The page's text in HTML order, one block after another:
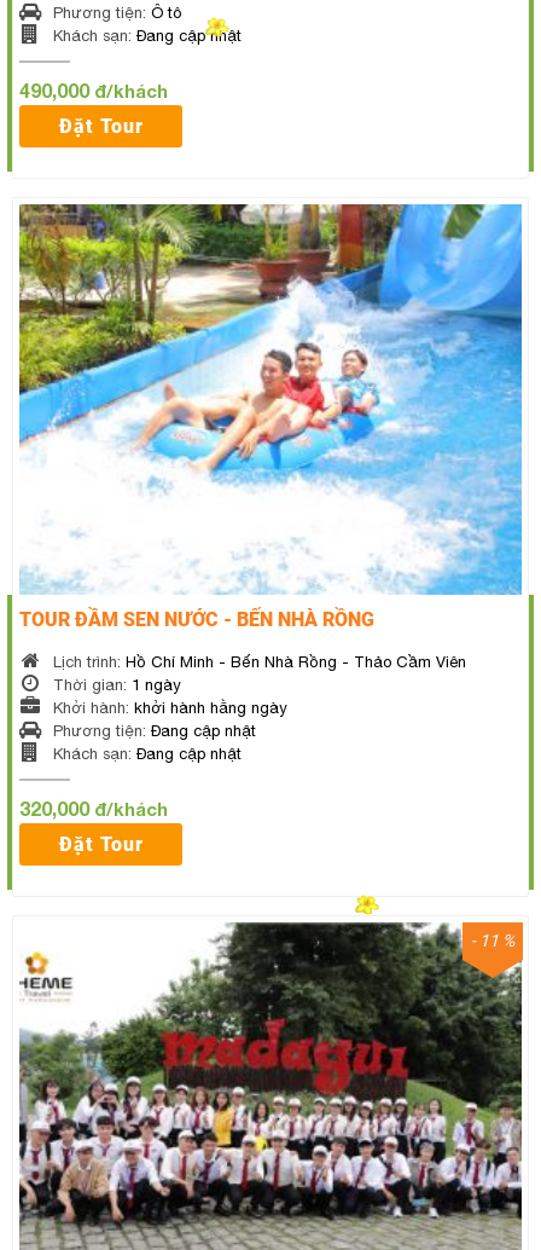
Phương tiện: Ô tô
Khách sạn: Đang cập nhật
490,000 đ/khách
Đặt Tour
TOUR ĐẦM SEN NƯỚC - BẾN NHÀ RỒNG
Lịch trình: Hồ Chí Minh - Bến Nhà Rồng - Thảo Cầm Viên
Thời gian: 1 ngày
Khởi hành: khởi hành hằng ngày
Phương tiện: Đang cập nhật
Khách sạn: Đang cập nhật
320,000 đ/khách
Đặt Tour
- 11 %